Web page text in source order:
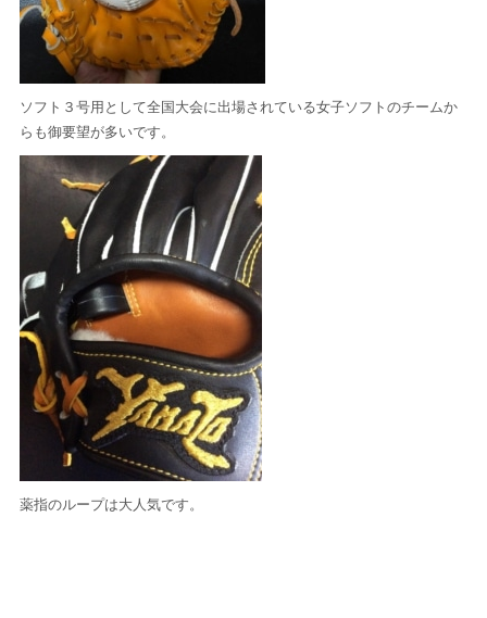
ソフト３号用として全国大会に出場されている女子ソフトのチームか
らも御要望が多いです。
薬指のループは大人気です。